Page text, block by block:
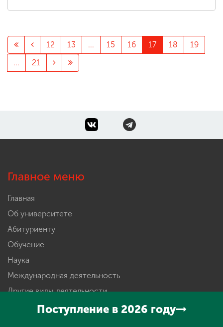
12 13 ... 15 16 17 18
19
...
21
Главное меню
Главная
Об университете
Абитуриенту
Обучение
Наука
Международная деятельность
Другие виды деятельности
Студенческая жизнь
Поступление в 2026 году